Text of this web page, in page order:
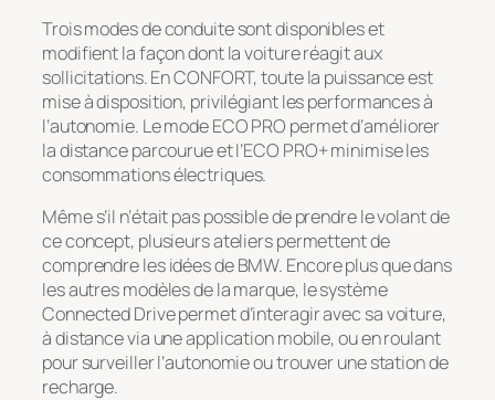
Trois modes de conduite sont disponibles et
modifient la façon dont la voiture réagit aux
sollicitations. En CONFORT, toute la puissance est
mise à disposition, privilégiant les performances à
l’autonomie. Le mode ECO PRO permet d’améliorer
la distance parcourue et l’ECO PRO+ minimise les
consommations électriques.
Même s’il n’était pas possible de prendre le volant de
ce concept, plusieurs ateliers permettent de
comprendre les idées de BMW. Encore plus que dans
les autres modèles de la marque, le système
Connected Drive permet d’interagir avec sa voiture,
à distance via une application mobile, ou en roulant
pour surveiller l’autonomie ou trouver une station de
recharge.